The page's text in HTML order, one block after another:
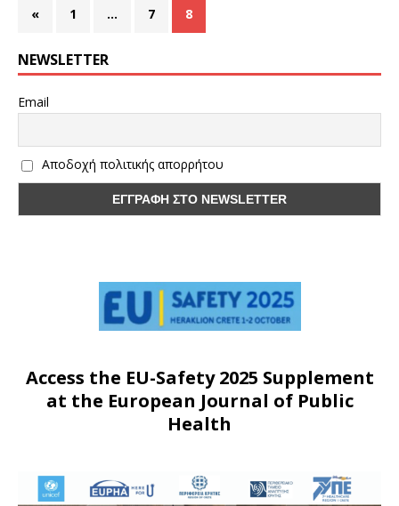
« 1 … 7 8
NEWSLETTER
Email
Αποδοχή πολιτικής απορρήτου
Access the EU-Safety 2025 Supplement
at the European Journal of Public
Health